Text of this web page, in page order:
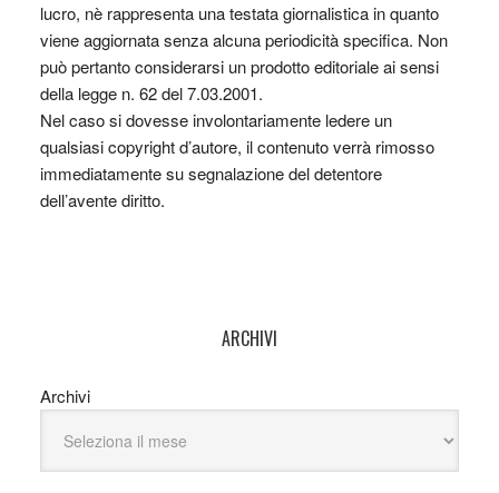
lucro, nè rappresenta una testata giornalistica in quanto
viene aggiornata senza alcuna periodicità specifica. Non
può pertanto considerarsi un prodotto editoriale ai sensi
della legge n. 62 del 7.03.2001.
Nel caso si dovesse involontariamente ledere un
qualsiasi copyright d’autore, il contenuto verrà rimosso
immediatamente su segnalazione del detentore
dell’avente diritto.
ARCHIVI
Archivi